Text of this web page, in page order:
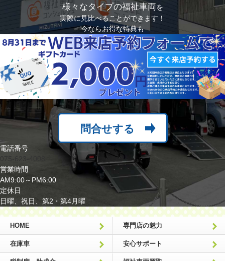
様々なタイプの福祉車両を
実際に見比べることができます！
今ならお得な特典も
問合せする
電話番号
営業時間
AM9:00～PM6:00
定休日
日曜、祝日、第2・第4月曜
HOME 専門店の魅力
在庫車 安心サポート